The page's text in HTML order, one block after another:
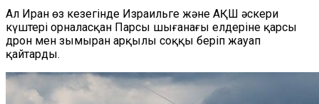
Ал Иран өз кезегінде Израильге және АҚШ әскери
күштері орналасқан Парсы шығанағы елдеріне қарсы
дрон мен зымыран арқылы соққы беріп жауап
қайтарды.